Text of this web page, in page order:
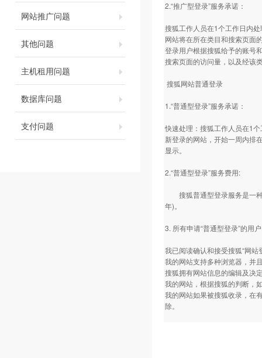
网站推广问题
其他问题
主机租用问题
数据库问题
支付问题
2.“推广型登录”服务承诺：
搜狐工作人员在1个工作日内
网站将在所在类目和搜索页面
登录用户根据搜狐给予的账号
搜索页面的访问量，以及经该
搜狐网站普通登录
1.“普通型登录”服务承诺：
快速处理：搜狐工作人员在1
新登录的网站，开始一周内排
显示。
2.“普通型登录”服务费用:
搜狐普通型登录服务是一种
年)。
3. 所有申请“普通型登录”的用
我已阅读确认和接受搜狐“网站
我的网站支持多种浏览器，并
搜狐拥有网站信息的编辑及决
我的网站，根据搜狐的判断，
我的网站如果被搜狐收录，在
除。